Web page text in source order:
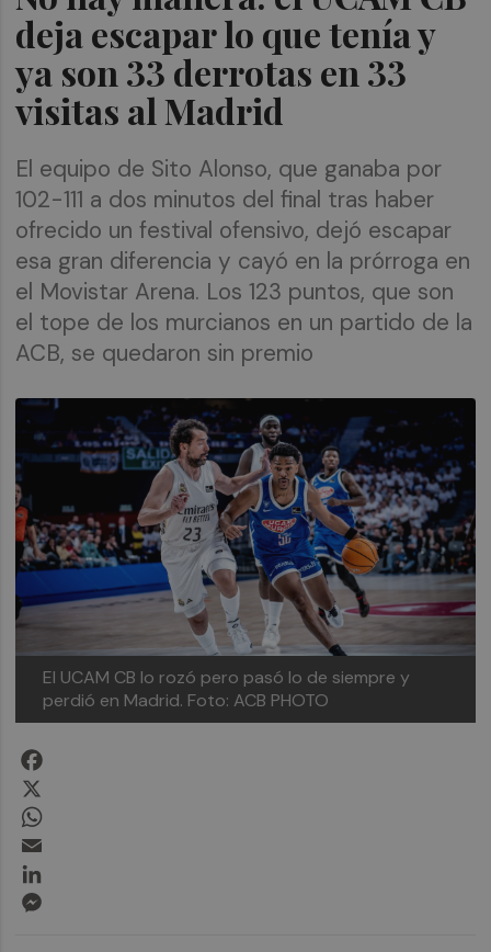
deja escapar lo que tenía y
ya son 33 derrotas en 33
visitas al Madrid
El equipo de Sito Alonso, que ganaba por
102-111 a dos minutos del final tras haber
ofrecido un festival ofensivo, dejó escapar
esa gran diferencia y cayó en la prórroga en
el Movistar Arena. Los 123 puntos, que son
el tope de los murcianos en un partido de la
ACB, se quedaron sin premio
El UCAM CB lo rozó pero pasó lo de siempre y
perdió en Madrid. Foto: ACB PHOTO